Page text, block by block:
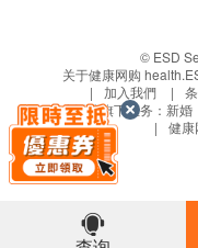
© ESD
关于健康网购
加入我們
生活易旗下业务： 新婚
健康